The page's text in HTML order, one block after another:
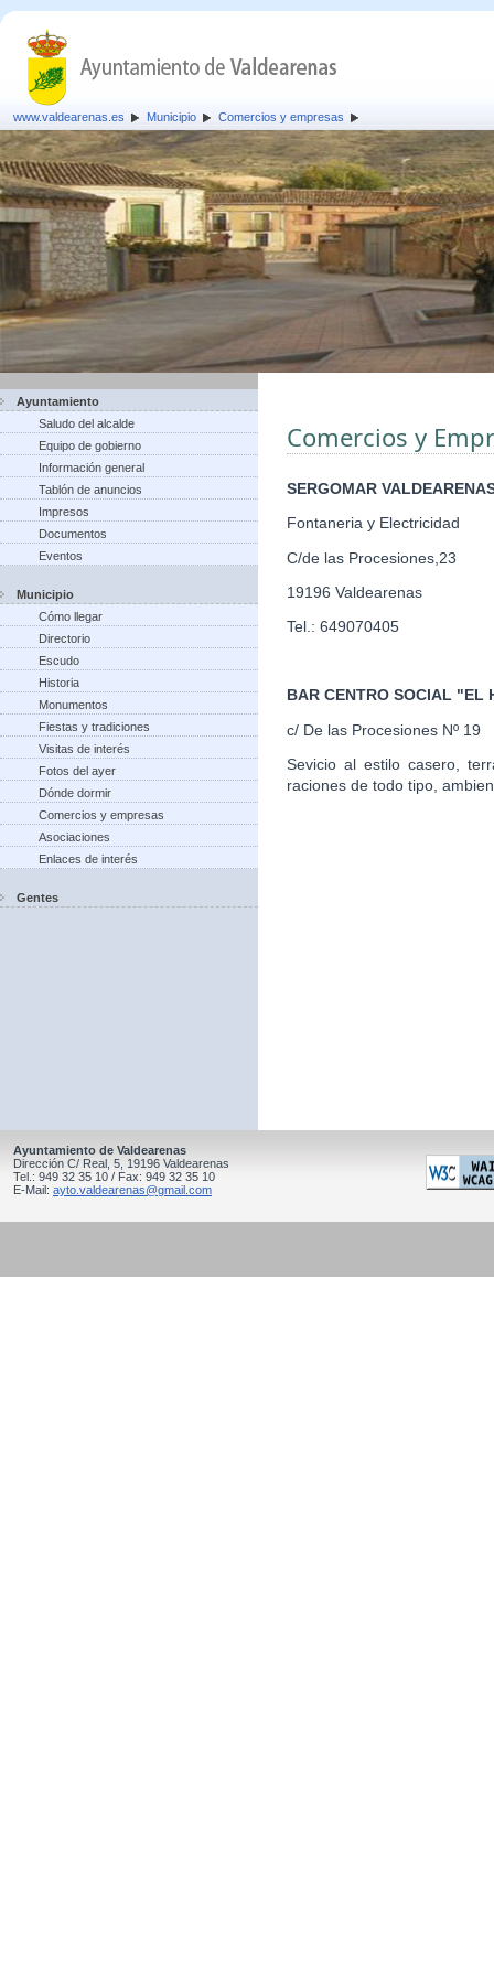
www.valdearenas.es Municipio Comercios y empresas
Ayuntamiento
Saludo del alcalde
Equipo de gobierno
Información general
Tablón de anuncios
Impresos
Documentos
Eventos
Municipio
Cómo llegar
Directorio
Escudo
Historia
Monumentos
Fiestas y tradiciones
Visitas de interés
Fotos del ayer
Dónde dormir
Comercios y empresas
Asociaciones
Enlaces de interés
Gentes
Comercios y
SERGOMAR
Fontaneria y Electricidad
C/de las Procesiones,23
19196 Valdearenas
Tel.: 649070405
BAR CENTRO SOCIAL "EL
c/ De las Procesiones Nº 19
Sevicio al estilo casero,
raciones de todo tipo,
Ayuntamiento de Valdearenas
Dirección C/ Real, 5, 19196 Valdearenas
Tel.: 949 32 35 10 / Fax: 949 32 35 10
E-Mail: ayto.valdearenas@gmail.com